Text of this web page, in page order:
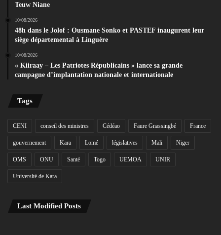
Teuw Niane
10/08/2026
48h dans le Jolof : Ousmane Sonko et PASTEF inaugurent leur
siège départemental à Linguère
10/08/2026
« Kiiraay – Les Patriotes Républicains » lance sa grande
campagne d’implantation nationale et internationale
Tags
CENI conseil des ministres Cédéao Faure Gnassingbé France
gouvernement Kara Lomé législatives Mali Niger
OMS ONU Santé Togo UEMOA UNIR
Université de Kara
Last Modified Posts